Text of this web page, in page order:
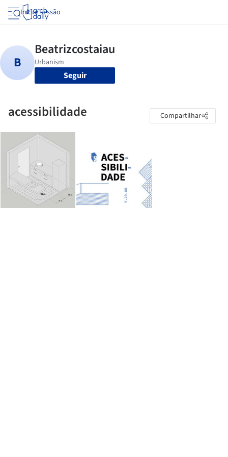
Iniciar sessão
Seguir
acessibilidade Compartilhar